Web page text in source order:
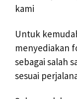
kami
Untuk
menyediakan
sebagai salah
sesuai